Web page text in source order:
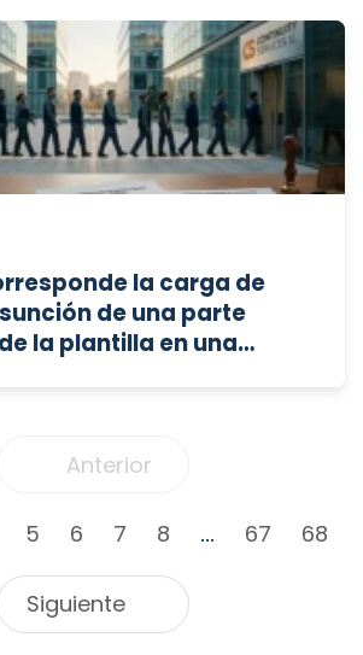
pero el cese representa
mínimo en una relación
de 26 años?
la carga de
de una parte
la plantilla en una
salariales del
Anterior
5 6 7 8 ... 67 68
Siguiente